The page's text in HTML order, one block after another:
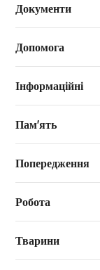
Документи
Допомога
Інформаційні
Пам'ять
Попередження
Робота
Тварини